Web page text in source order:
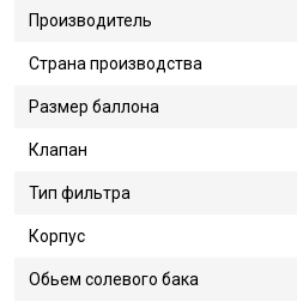
Производитель
Страна производства
Размер баллона
Клапан
Тип фильтра
Корпус
Обьем солевого бака